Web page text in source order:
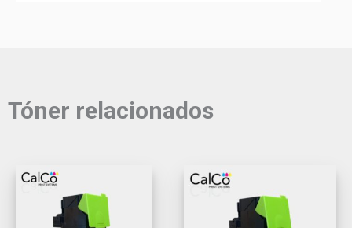
Tóner relacionados